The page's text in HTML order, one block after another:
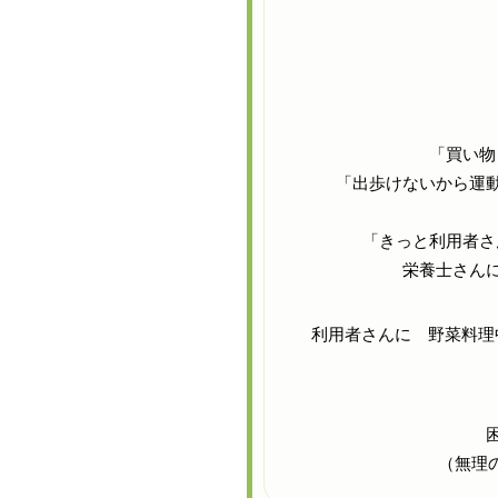
「買い
「出歩けないから
「きっと利用者
栄養士さん
利用者さんに 野菜料理
（無